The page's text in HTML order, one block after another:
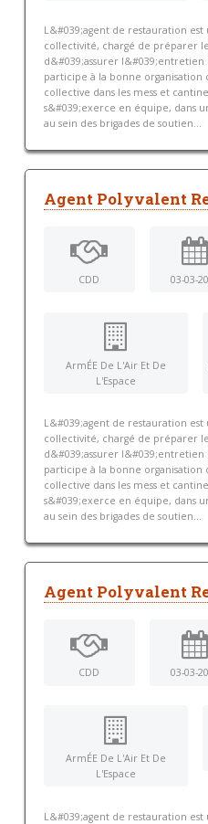
L&#039;agent de restauration
collectivité, chargé de préparer
d&#039;assurer
participe à la bonne organisation
collective dans les mess et
s&#039;exerce en équipe, dans
au sein des brigades de soutien...
Agent Polyvalent
CDD 03-03-
ArmÉE De L'Air Et De
L'Espace
L&#039;agent de restauration
collectivité, chargé de préparer
d&#039;assurer
participe à la bonne organisation
collective dans les mess et
s&#039;exerce en équipe, dans
au sein des brigades de soutien...
Agent Polyvalent
CDD 03-03-
ArmÉE De L'Air Et De
L'Espace
L&#039;agent de restauration